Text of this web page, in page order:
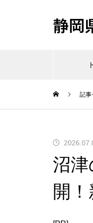
静岡
記事
沼
開